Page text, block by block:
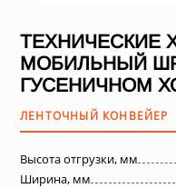
ТЕХНИЧЕСКИЕ
МОБИЛЬНЫЙ
ГУСЕНИЧНОМ
ЛЕНТОЧНЫЙ КОНВЕЙЕР
Высота отгрузки, мм
Ширина, мм